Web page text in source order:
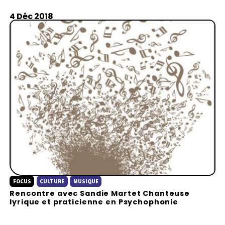
4 Déc 2018
FOCUS CULTURE MUSIQUE
Rencontre avec Sandie Martet Chanteuse
lyrique et praticienne en Psychophonie